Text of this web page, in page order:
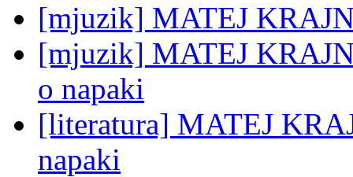
[mjuzik] MATEJ
[mjuzik] MATEJ
o napaki
[literatura] MATEJ
napaki